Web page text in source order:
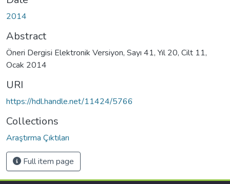
2014
Abstract
Öneri Dergisi Elektronik Versiyon, Sayı 41, Yıl 20, Cilt 11,
Ocak 2014
URI
https://hdl.handle.net/11424/5766
Collections
Araştırma Çıktıları
Full item page